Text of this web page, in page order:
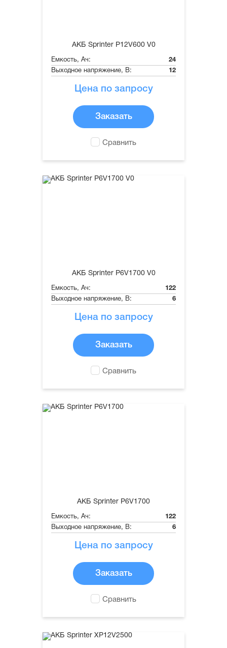
АКБ Sprinter P12V600 V0
Емкость, Ач:
24
Выходное напряжение, В:
12
Цена по запросу
Заказать
Сравнить
АКБ Sprinter P6V1700 V0
Емкость, Ач:
122
Выходное напряжение, В:
6
Цена по запросу
Заказать
Сравнить
АКБ Sprinter P6V1700
Емкость, Ач:
122
Выходное напряжение, В:
6
Цена по запросу
Заказать
Сравнить